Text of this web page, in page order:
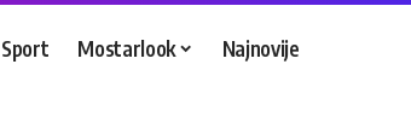
Sport Mostarlook Najnovije